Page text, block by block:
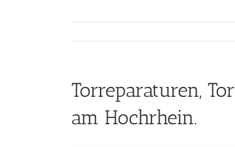
Torreparaturen,
am Hochrhein.